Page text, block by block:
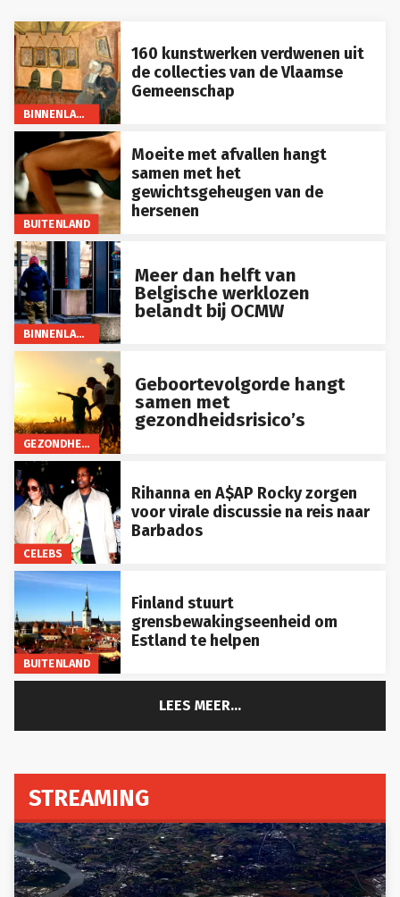
BINNENLAND
160 kunstwerken verdwenen uit
de collecties van de Vlaamse
Gemeenschap
BUITENLAND
Moeite met afvallen hangt
samen met het
gewichtsgeheugen van de
hersenen
BINNENLAND
Meer dan helft van
Belgische werklozen
belandt bij OCMW
GEZONDHEID
Geboortevolgorde hangt
samen met
gezondheidsrisico’s
CELEBS
Rihanna en A$AP Rocky zorgen
voor virale discussie na reis naar
Barbados
BUITENLAND
Finland stuurt
grensbewakingseenheid om
Estland te helpen
LEES MEER...
STREAMING